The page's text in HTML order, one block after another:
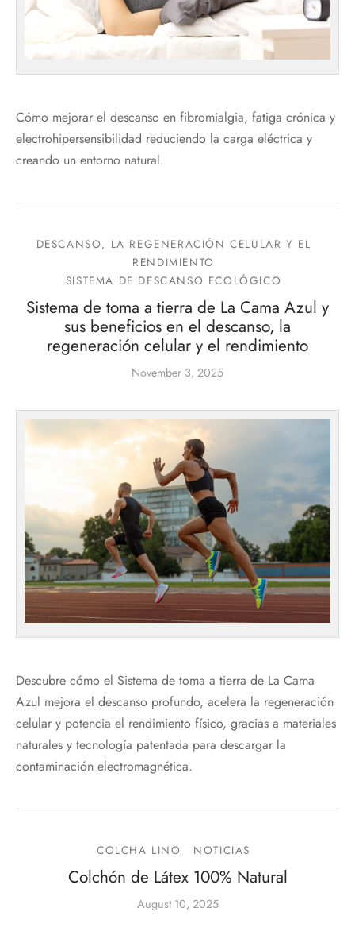
Cómo mejorar el descanso en fibromialgia, fatiga crónica y
electrohipersensibilidad reduciendo la carga eléctrica y
creando un entorno natural.
DESCANSO, LA REGENERACIÓN CELULAR Y EL
RENDIMIENTO
SISTEMA DE DESCANSO ECOLÓGICO
Sistema de toma a tierra de La Cama Azul y
sus beneficios en el descanso, la
regeneración celular y el rendimiento
November 3, 2025
Descubre cómo el Sistema de toma a tierra de La Cama
Azul mejora el descanso profundo, acelera la regeneración
celular y potencia el rendimiento físico, gracias a materiales
naturales y tecnología patentada para descargar la
contaminación electromagnética.
COLCHA LINO NOTICIAS
Colchón de Látex 100% Natural
August 10, 2025